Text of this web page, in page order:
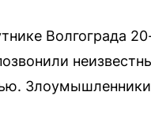
Волгограда